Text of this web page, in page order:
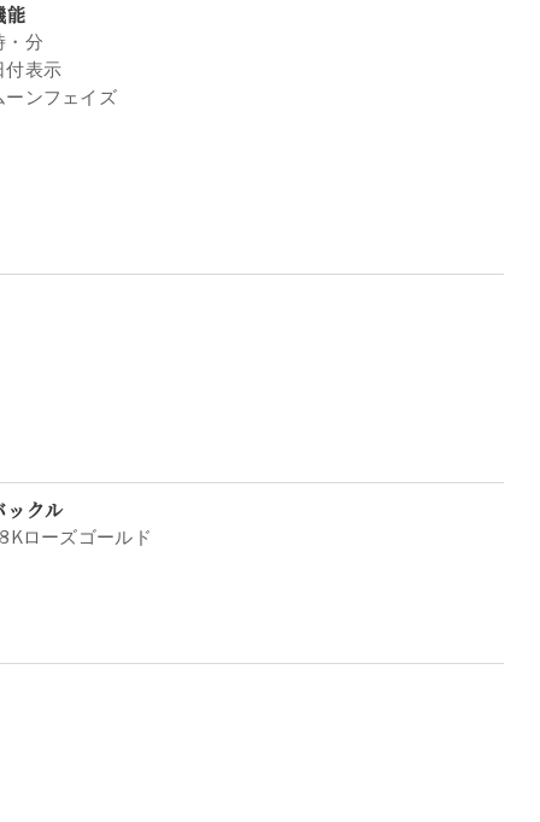
能
・分
付表示
ーンフェイズ
ックル
ローズゴールド